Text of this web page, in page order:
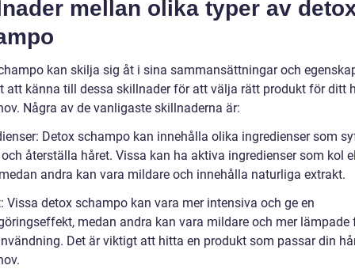
mellan olika typer av
kan skilja sig åt i sina sammansättningar och
att känna till dessa skillnader för att välja rätt produkt för ditt
Några av de vanligaste skillnaderna är:
Detox schampo kan innehålla olika ingredienser som
återställa håret. Vissa kan ha aktiva ingredienser som kol
andra kan vara mildare och innehålla naturliga extrakt.
Vissa detox schampo kan vara mer intensiva och ge en
medan andra kan vara mildare och mer lämpade
Det är viktigt att hitta en produkt som passar din